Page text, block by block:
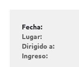
Fecha:
Lugar:
Dirigido a:
Ingreso: